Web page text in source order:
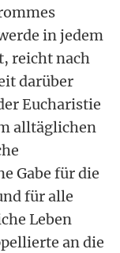
in jedem
reicht nach
darüber
Eucharistie
alltäglichen
Gabe für die
für alle
Leben
an die